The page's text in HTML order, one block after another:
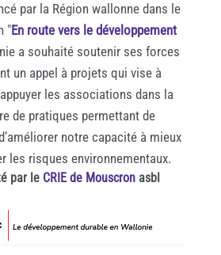
par la Région wallonne dans le
"En route vers le développement
a souhaité soutenir ses forces
un appel à projets qui vise à
les associations dans la
de pratiques permettant de
notre capacité à mieux
les risques environnementaux.
par le CRIE de Mouscronasbl